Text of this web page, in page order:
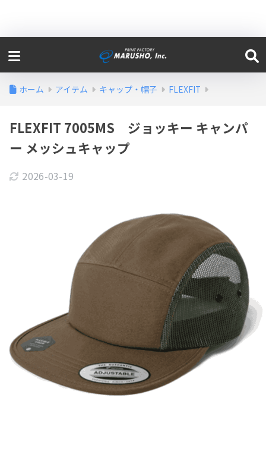
ホーム アイテム キャップ・帽子 FLEXFIT
FLEXFIT 7005MS ジョッキー キャンパ
ー メッシュキャップ
2026-03-19